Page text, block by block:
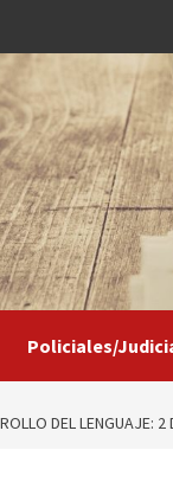
Policiales/
DEL LENGUAJE: 2